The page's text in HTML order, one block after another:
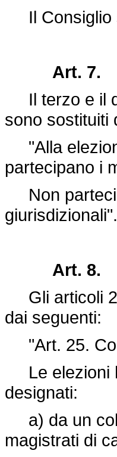
Il Consiglio
Art. 7.
Il terzo e il
sono sostituiti
"Alla
partecipano i
Non
giurisdizionali".
Art. 8.
Gli articoli
dai seguenti:
"Art. 25.
Le elezioni
designati:
a) da un
magistrati di